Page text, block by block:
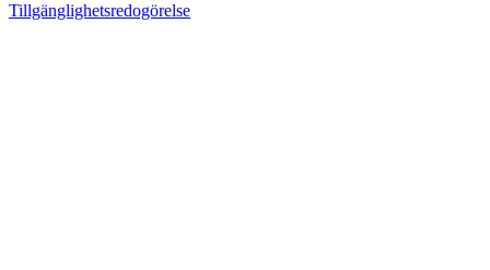
Tillgänglighetsredogörelse